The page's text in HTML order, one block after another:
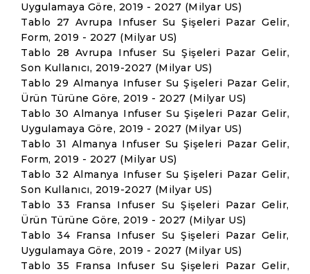
Uygulamaya Göre, 2019 - 2027 (Milyar US)
Tablo 27 Avrupa Infuser Su Şişeleri Pazar Gelir,
Form, 2019 - 2027 (Milyar US)
Tablo 28 Avrupa Infuser Su Şişeleri Pazar Gelir,
Son Kullanıcı, 2019-2027 (Milyar US)
Tablo 29 Almanya Infuser Su Şişeleri Pazar Gelir,
Ürün Türüne Göre, 2019 - 2027 (Milyar US)
Tablo 30 Almanya Infuser Su Şişeleri Pazar Gelir,
Uygulamaya Göre, 2019 - 2027 (Milyar US)
Tablo 31 Almanya Infuser Su Şişeleri Pazar Gelir,
Form, 2019 - 2027 (Milyar US)
Tablo 32 Almanya Infuser Su Şişeleri Pazar Gelir,
Son Kullanıcı, 2019-2027 (Milyar US)
Tablo 33 Fransa Infuser Su Şişeleri Pazar Gelir,
Ürün Türüne Göre, 2019 - 2027 (Milyar US)
Tablo 34 Fransa Infuser Su Şişeleri Pazar Gelir,
Uygulamaya Göre, 2019 - 2027 (Milyar US)
Tablo 35 Fransa Infuser Su Şişeleri Pazar Gelir,